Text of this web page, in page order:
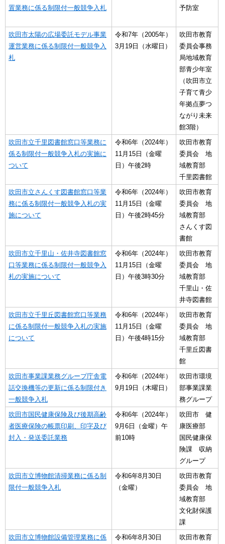
置業務に係る制限付一般競争入札 予防室
吹田市太陽の広場委託モデル事業
運営業務に係る制限付一般競争入
札
令和7年（2005年）
3月19日（水曜日）
吹田市教育
委員会事務
局地域教育
部青少年室
（吹田市立
子育て青少
年拠点夢つ
ながり未来
館3階）
吹田市立千里図書館窓口等業務に
係る制限付一般競争入札の実施に
ついて
令和6年（2024年）
11月15日（金曜
日）午後2時
吹田市教育
委員会 地
域教育部
千里図書館
吹田市立さんくす図書館窓口等業
務に係る制限付一般競争入札の実
施について
令和6年（2024年）
11月15日（金曜
日）午後2時45分
吹田市教育
委員会 地
域教育部
さんくす図
書館
吹田市立千里山・佐井寺図書館窓
口等業務に係る制限付一般競争入
札の実施について
令和6年（2024年）
11月15日（金曜
日）午後3時30分
吹田市教育
委員会 地
域教育部
千里山・佐
井寺図書館
吹田市立千里丘図書館窓口等業務
に係る制限付一般競争入札の実施
について
令和6年（2024年）
11月15日（金曜
日）午後4時15分
吹田市教育
委員会 地
域教育部
千里丘図書
館
吹田市事業課業務グループ庁舎電
話交換機等の更新に係る制限付き
一般競争入札
令和6年（2024年）
9月19日（木曜日）
吹田市環境
部事業課業
務グループ
吹田市国民健康保険及び後期高齢
者医療保険の帳票印刷、印字及び
封入・発送委託業務
令和6年（2024年）
9月6日（金曜）午
前10時
吹田市 健
康医療部
国民健康保
険課 収納
グループ
吹田市立博物館清掃業務に係る制
限付一般競争入札
令和6年8月30日
（金曜）
吹田市教育
委員会 地
域教育部
文化財保護
課
吹田市立博物館設備管理業務に係
令和6年8月30日
吹田市教育